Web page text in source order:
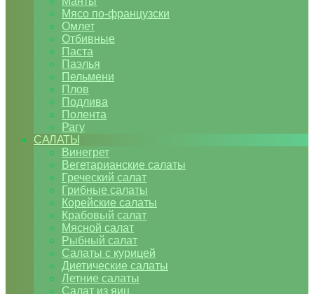
Мясо по-французски
Омлет
Отбивные
Паста
Паэлья
Пельмени
Плов
Подлива
Полента
Рагу
САЛАТЫ
Винегрет
Вегетарианские салаты
Греческий салат
Грибные салаты
Корейские салаты
Крабовый салат
Мясной салат
Рыбный салат
Салаты с курицей
Диетические салаты
Летние салаты
Салат из яиц